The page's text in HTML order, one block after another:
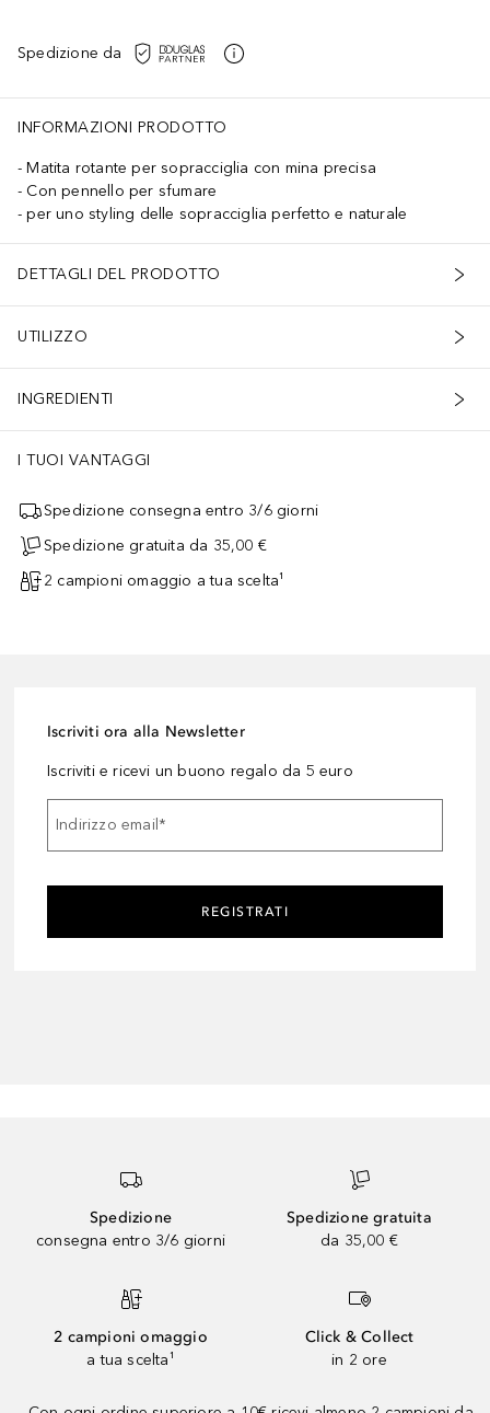
Spedizione da
INFORMAZIONI PRODOTTO
Matita rotante per sopracciglia con mina precisa
Con pennello per sfumare
per uno styling delle sopracciglia perfetto e naturale
DETTAGLI DEL PRODOTTO
UTILIZZO
INGREDIENTI
I TUOI VANTAGGI
Spedizione consegna entro 3/6 giorni
Spedizione gratuita da 35,00 €
2 campioni omaggio a tua scelta¹
Iscriviti ora alla Newsletter
Iscriviti e ricevi un buono regalo da 5 euro
Indirizzo email*
REGISTRATI
Spedizione
consegna entro 3/6 giorni
Spedizione gratuita
da 35,00 €
2 campioni omaggio
a tua scelta¹
Click & Collect
in 2 ore